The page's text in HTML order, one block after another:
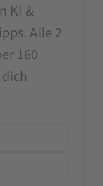
KI &
Alle 2
160